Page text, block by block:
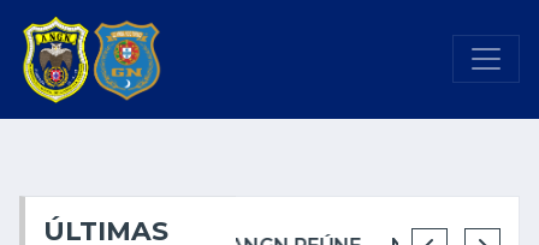
ÚLTIMAS